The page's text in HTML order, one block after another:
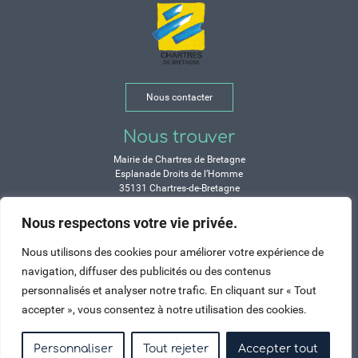
Nous respectons votre vie privée.
Nous utilisons des cookies pour améliorer votre expérience de
navigation, diffuser des publicités ou des contenus
personnalisés et analyser notre trafic. En cliquant sur « Tout
accepter », vous consentez à notre utilisation des cookies.
Personnaliser Tout rejeter Accepter tout
Nous contacter
Nous trouver
Mairie de Chartres de Bretagne
Esplanade Droits de l’Homme
35131 Chartres-de-Bretagne
Horaires
Durant les congés d’été :
de 9h à 12h et de 14h à 17h
Jeudi : de 9h à 12h et de 15h à 17h